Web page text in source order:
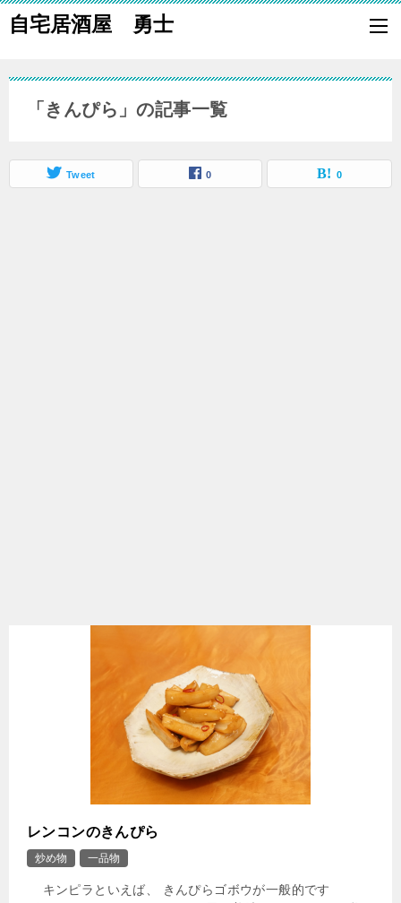
自宅居酒屋 勇士
自宅で居酒屋の「酒の肴」になる料理を楽しく作り、家族や親族に友
「きんぴら」の記事一覧
Tweet 0 0
レンコンのきんぴら
炒め物 一品物
キンピラといえば、 きんぴらゴボウが一般的です